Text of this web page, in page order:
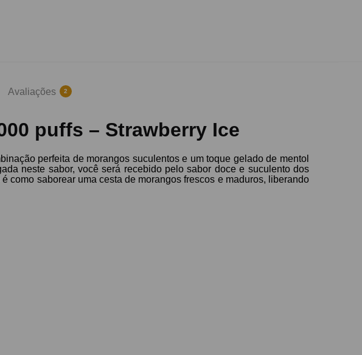
Avaliações 2
puffs – Strawberry Ice
perfeita de morangos suculentos e um toque gelado de mentol
neste sabor, você será recebido pelo sabor doce e suculento dos
como saborear uma cesta de morangos frescos e maduros, liberando